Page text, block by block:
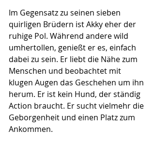
Im Gegensatz zu seinen sieben
quirligen Brüdern ist Akky eher der
ruhige Pol. Während andere wild
umhertollen, genießt er es, einfach
dabei zu sein. Er liebt die Nähe zum
Menschen und beobachtet mit
klugen Augen das Geschehen um ihn
herum. Er ist kein Hund, der ständig
Action braucht. Er sucht vielmehr die
Geborgenheit und einen Platz zum
Ankommen.